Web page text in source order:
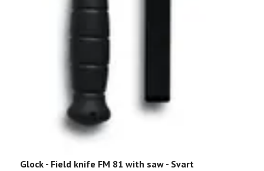
Glock - Field knife FM 81 with saw - Svart